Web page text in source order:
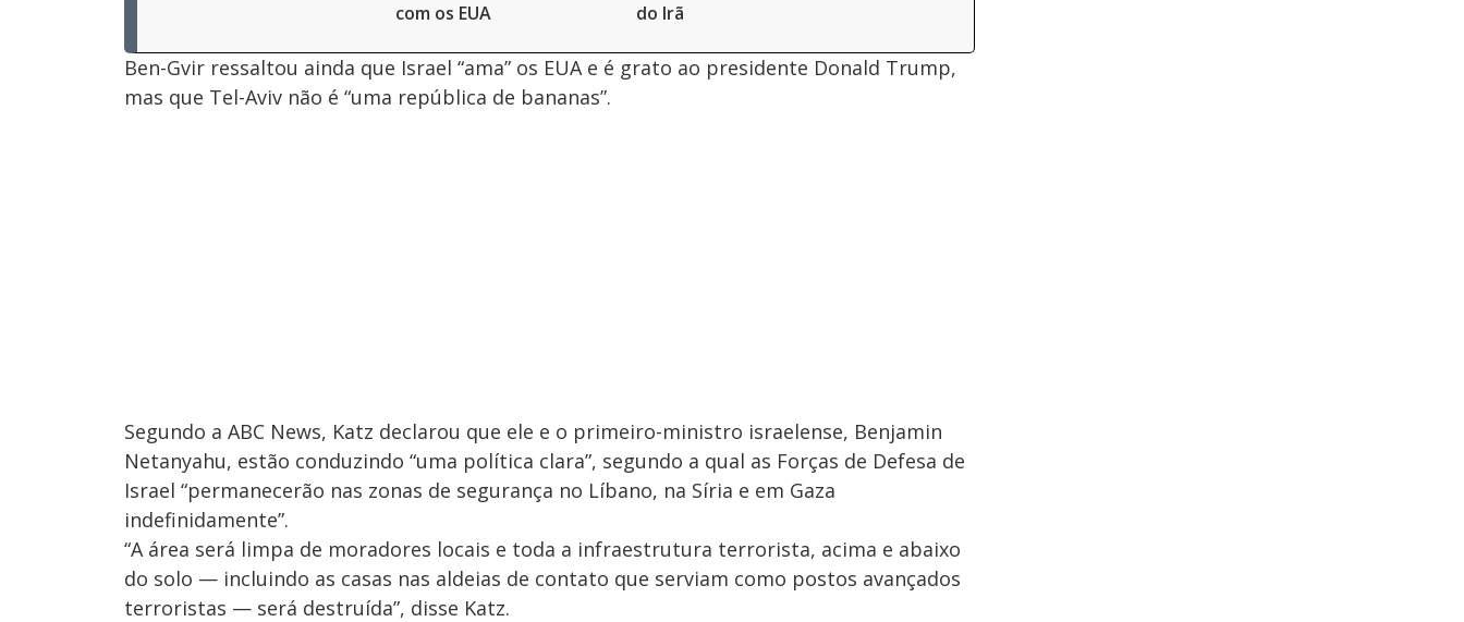
com os EUA
do Irã
Ben-Gvir ressaltou ainda que Israel “ama” os EUA e é grato ao presidente Donald Trump,
mas que Tel-Aviv não é “uma república de bananas”.
Segundo a ABC News, Katz declarou que ele e o primeiro-ministro israelense, Benjamin
Netanyahu, estão conduzindo “uma política clara”, segundo a qual as Forças de Defesa de
Israel “permanecerão nas zonas de segurança no Líbano, na Síria e em Gaza
indefinidamente”.
“A área será limpa de moradores locais e toda a infraestrutura terrorista, acima e abaixo
do solo — incluindo as casas nas aldeias de contato que serviam como postos avançados
terroristas — será destruída”, disse Katz.